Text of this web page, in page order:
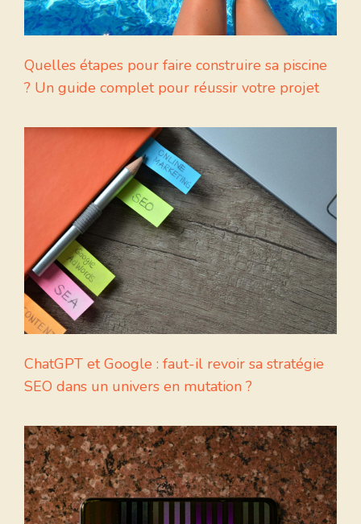
Quelles étapes pour faire construire sa piscine
? Un guide complet pour réussir votre projet
ChatGPT et Google : faut-il revoir sa stratégie
SEO dans un univers en mutation ?